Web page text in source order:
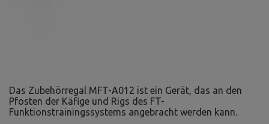
Das Zubehörregal MFT-A012 ist ein Gerät, das an den
Pfosten der Käfige und Rigs des FT-
Funktionstrainingssystems angebracht werden kann.